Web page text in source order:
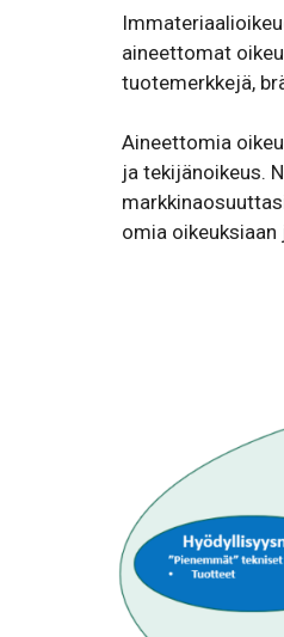
aineettomat
tuotemerkkejä,
Aineettomia
ja tekijänoikeus.
omia